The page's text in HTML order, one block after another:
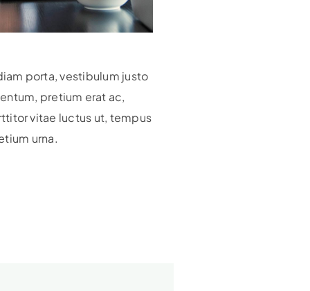
porta, vestibulum justo
pretium erat ac,
vitae luctus ut, tempus
urna.